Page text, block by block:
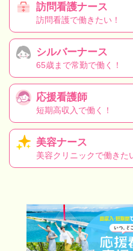
訪問看護ナース
訪問看護で働きたい！
シルバーナース
65歳まで常勤で働く！
応援看護師
短期高収入で働く！
美容ナース
美容クリニックで働きた